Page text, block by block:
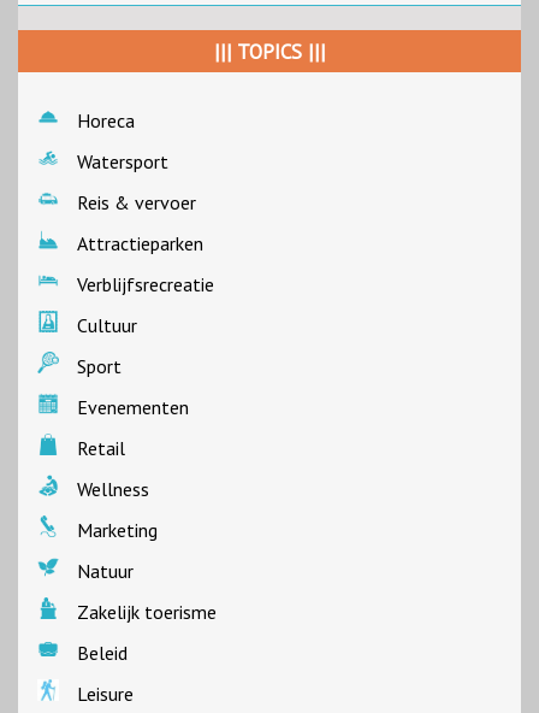
||| TOPICS |||
Horeca
Watersport
Reis & vervoer
Attractieparken
Verblijfsrecreatie
Cultuur
Sport
Evenementen
Retail
Wellness
Marketing
Natuur
Zakelijk toerisme
Beleid
Leisure